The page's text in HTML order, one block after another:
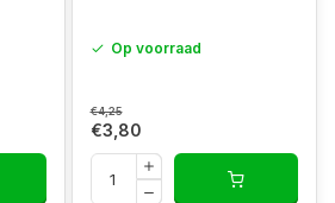
Op voorraad
€4,25
€3,80